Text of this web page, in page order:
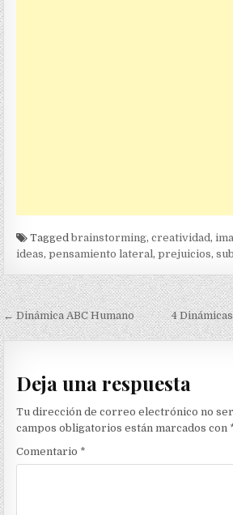
Taggedbrainstorming,creatividad,
ideas,pensamiento lateral,prejuicios,
Navegación
de
entradas
← Dinámica ABC Humano 4
Deja una respuesta
Tu dirección de correo electrónico no
campos obligatorios están marcados con
Comentario *